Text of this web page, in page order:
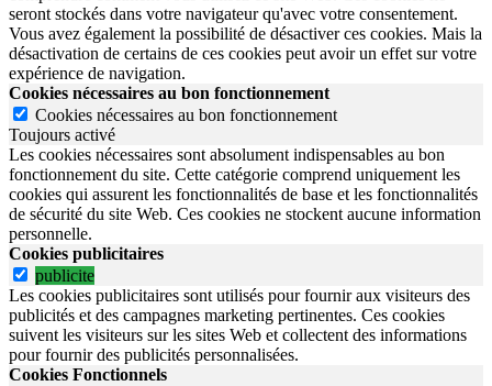
seront stockés dans votre navigateur qu'avec votre consentement.
Vous avez également la possibilité de désactiver ces cookies. Mais la
désactivation de certains de ces cookies peut avoir un effet sur votre
expérience de navigation.
Cookies nécessaires au bon fonctionnement
Cookies nécessaires au bon fonctionnement
Toujours activé
Les cookies nécessaires sont absolument indispensables au bon
fonctionnement du site. Cette catégorie comprend uniquement les
cookies qui assurent les fonctionnalités de base et les fonctionnalités
de sécurité du site Web. Ces cookies ne stockent aucune information
personnelle.
Cookies publicitaires
publicite
Les cookies publicitaires sont utilisés pour fournir aux visiteurs des
publicités et des campagnes marketing pertinentes. Ces cookies
suivent les visiteurs sur les sites Web et collectent des informations
pour fournir des publicités personnalisées.
Cookies Fonctionnels